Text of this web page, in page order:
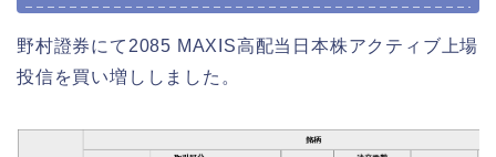
野村證券にて2085 MAXIS高配当日本株アクティブ上場
投信を買い増ししました。